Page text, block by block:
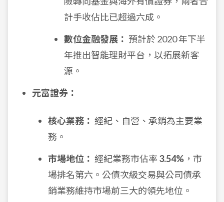
計手收佔比已超過六成。
數位金融發展： 預計於 2020 年下半
年推出智能理財平台，以拓展新客
源。
元富證券：
核心業務： 經紀、自營、承銷為主要業
務。
市場地位： 經紀業務市佔率 3.54% ，市
場排名第六。公債次級交易與公司債承
銷業務維持市場前三大的領先地位。